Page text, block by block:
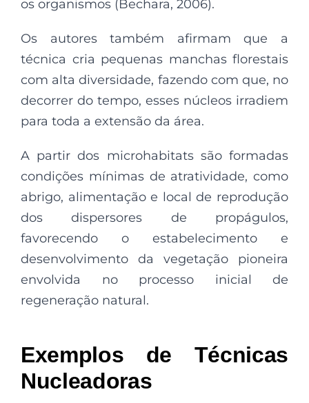
os organismos (Bechara, 2006).
Os autores também afirmam que a
técnica cria pequenas manchas florestais
com alta diversidade, fazendo com que, no
decorrer do tempo, esses núcleos irradiem
para toda a extensão da área.
A partir dos microhabitats são formadas
condições mínimas de atratividade, como
abrigo, alimentação e local de reprodução
dos dispersores de propágulos,
favorecendo o estabelecimento e
desenvolvimento da vegetação pioneira
envolvida no processo inicial de
regeneração natural.
Exemplos de Técnicas
Nucleadoras